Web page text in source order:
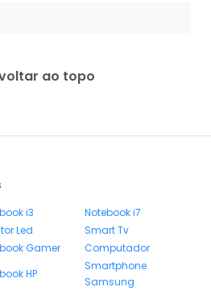
ao topo
i3
Notebook i7
Led
Smart Tv
Gamer
Computador
HP
Smartphone
Samsung